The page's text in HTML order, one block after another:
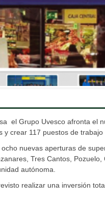
el Grupo Uvesco afronta el
y crear 117 puestos de
nuevas aperturas de
Tres Cantos,
autónoma.
realizar una inversión